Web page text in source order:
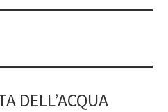
DELL’ACQUA